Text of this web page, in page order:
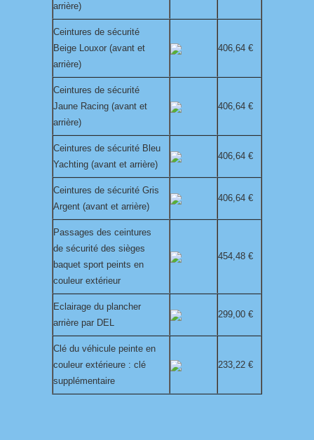
arrière)
Ceintures de sécurité
Beige Louxor (avant et
arrière)
406,64 €
Ceintures de sécurité
Jaune Racing (avant et
arrière)
406,64 €
Ceintures de sécurité Bleu
Yachting (avant et arrière)
406,64 €
Ceintures de sécurité Gris
Argent (avant et arrière)
406,64 €
Passages des ceintures
de sécurité des sièges
baquet sport peints en
couleur extérieur
454,48 €
Eclairage du plancher
arrière par DEL
299,00 €
Clé du véhicule peinte en
couleur extérieure : clé
supplémentaire
233,22 €